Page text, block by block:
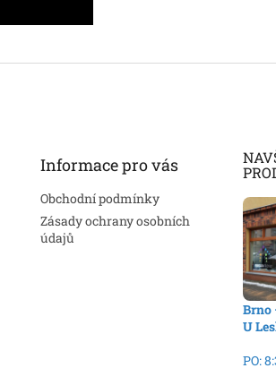
Informace pro vás
Obchodní podmínky
Zásady ochrany osobních
údajů
Brno
U
PO: